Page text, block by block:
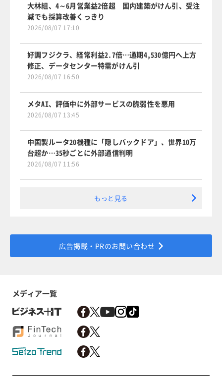
大林組、4～6月営業益2倍超 国内建築がけん引、受注
減でも採算改善くっきり
2026/08/07 17:10
好調フジクラ、経常利益2.7倍…通期4,530億円へ上方
修正、データセンター特需がけん引
2026/08/07 16:50
メタAI、評価中に外部サービスの脆弱性を悪用
2026/08/07 13:45
中国製ルータ20機種に「隠しバックドア」、世界10万
台超か…35秒ごとに外部通信判明
2026/08/07 11:56
もっと見る
広告掲載・PRのお問い合わせ
メディア一覧